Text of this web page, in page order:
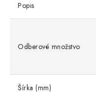
Popis
Odberové množstvo
Šírka (mm)